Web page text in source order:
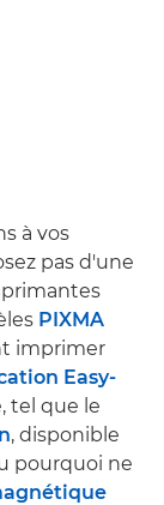
à vos
pas d'une
PIXMA
imprimer
Easy-
tel que le
, disponible
pourquoi ne